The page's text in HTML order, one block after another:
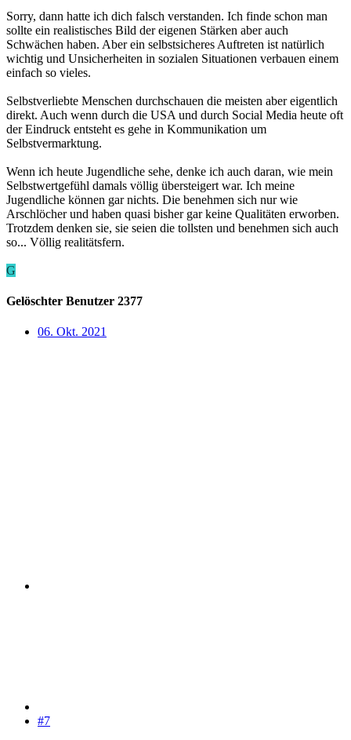
Sorry, dann hatte ich dich falsch verstanden. Ich finde schon man
sollte ein realistisches Bild der eigenen Stärken aber auch
Schwächen haben. Aber ein selbstsicheres Auftreten ist natürlich
wichtig und Unsicherheiten in sozialen Situationen verbauen einem
einfach so vieles.
Selbstverliebte Menschen durchschauen die meisten aber eigentlich
direkt. Auch wenn durch die USA und durch Social Media heute oft
der Eindruck entsteht es gehe in Kommunikation um
Selbstvermarktung.
Wenn ich heute Jugendliche sehe, denke ich auch daran, wie mein
Selbstwertgefühl damals völlig übersteigert war. Ich meine
Jugendliche können gar nichts. Die benehmen sich nur wie
Arschlöcher und haben quasi bisher gar keine Qualitäten erworben.
Trotzdem denken sie, sie seien die tollsten und benehmen sich auch
so... Völlig realitätsfern.
G
Gelöschter Benutzer 2377
06. Okt. 2021
#7